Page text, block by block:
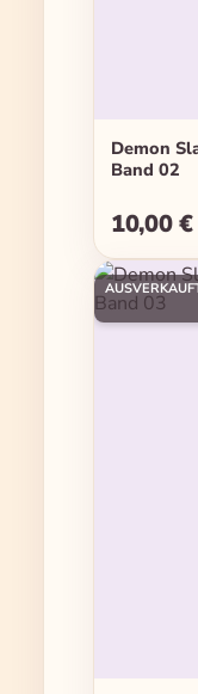
Demon
Band 02
10,00 €